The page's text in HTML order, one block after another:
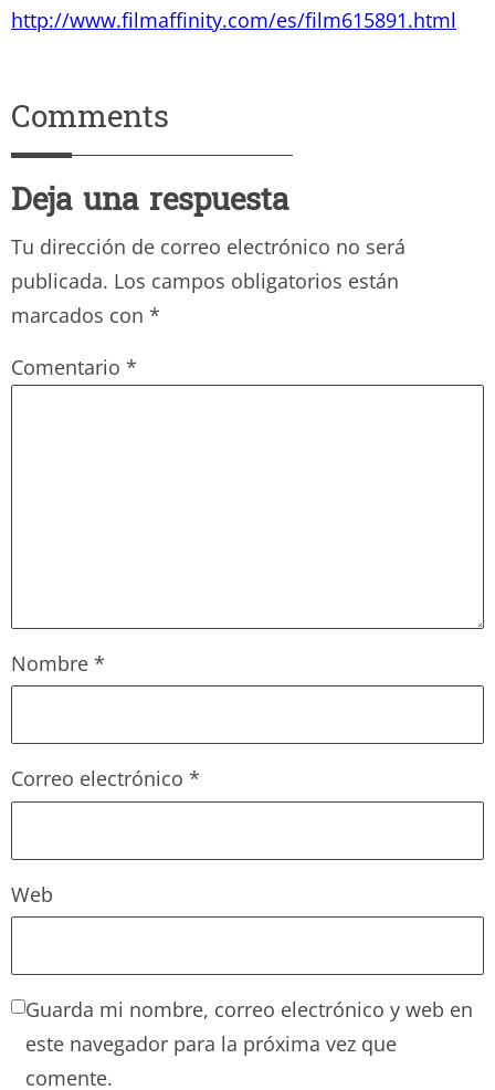
http://www.filmaffinity.com/es/film615891.html
Comments
Deja una respuesta
Tu dirección de correo electrónico no será
publicada. Los campos obligatorios están
marcados con *
Comentario *
Nombre *
Correo electrónico *
Web
Guarda mi nombre, correo electrónico y web en
este navegador para la próxima vez que
comente.